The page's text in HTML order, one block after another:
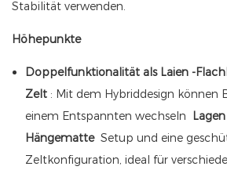
Stabilität verwenden.
Höhepunkte
Doppelfunktionalität als Laien -
Zelt : Mit dem Hybriddesign können
einem Entspannten wechseln
Hängematte Setup und eine
Zeltkonfiguration, ideal für